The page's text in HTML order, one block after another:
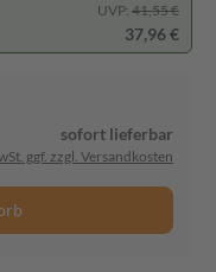
UVP: 41,55 €
37,96 €
sofort lieferbar
ggf. zzgl. Versandkosten